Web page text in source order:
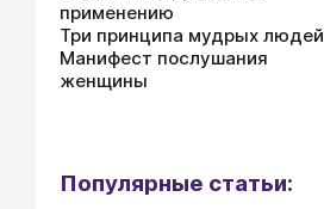
применению
Три принципа мудрых людей
Манифест послушания
женщины
Популярные статьи: